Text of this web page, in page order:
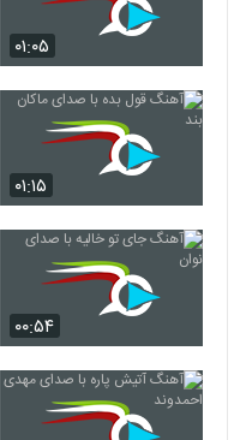
۰۱:۰۵
۰۱:۱۵
۰۰:۵۴